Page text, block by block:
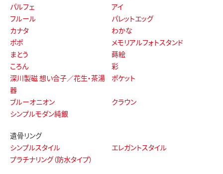
パルフェ
アイ
フルール
パレットエッグ
カナタ
わかな
ポポ
メモリアルフォトスタンド
まとう
蒔絵
ころん
彩
深川製磁 想い合子／花生・茶湯
器
ポケット
ブルーオニオン
クラウン
シンプルモダン純銀
遺骨リング
シンプルスタイル
エレガントスタイル
プラチナリング（防水タイプ）